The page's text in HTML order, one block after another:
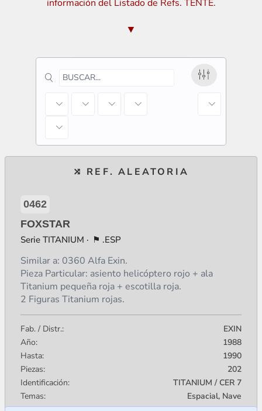
información del Listado de Refs. TENTE.
▼
País Serie Fab. / Distr.
Año
Temas
0462
FOXSTAR
TITANIUM
.ESP
Similar a: 0360 Alfa Exin.
Pieza Particular: asiento helicóptero rojo + ala
Titanium pequeña roja + escotilla roja.
2 Figuras Titanium rojas.
Fab. / Distr.:
EXIN
Año:
1988
Hasta:
1990
Piezas:
202
Identificación:
TITANIUM / CER 7
Temas:
Espacial, Nave